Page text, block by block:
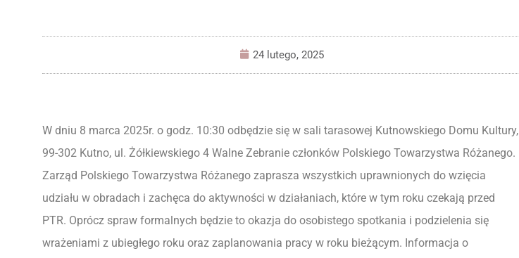
24 lutego, 2025
W dniu 8 marca 2025r. o godz. 10:30 odbędzie się w sali tarasowej Kutnowskiego Domu Kultury,
99-302 Kutno, ul. Żółkiewskiego 4 Walne Zebranie członków Polskiego Towarzystwa Różanego.
Zarząd Polskiego Towarzystwa Różanego zaprasza wszystkich uprawnionych do wzięcia
udziału w obradach i zachęca do aktywności w działaniach, które w tym roku czekają przed
PTR. Oprócz spraw formalnych będzie to okazja do osobistego spotkania i podzielenia się
wrażeniami z ubiegłego roku oraz zaplanowania pracy w roku bieżącym. Informacja o